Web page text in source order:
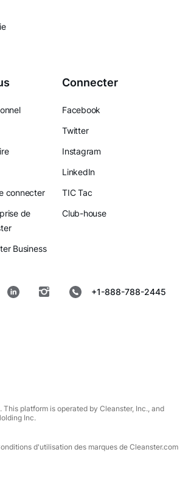
connecter
de
Business
Connecter
Facebook
Twitter
Instagram
LinkedIn
TIC Tac
Club-house
+1-888-788-2445
platform is operated by Cleanster, Inc., and
Inc.
d'utilisation des marques de Cleanster.com